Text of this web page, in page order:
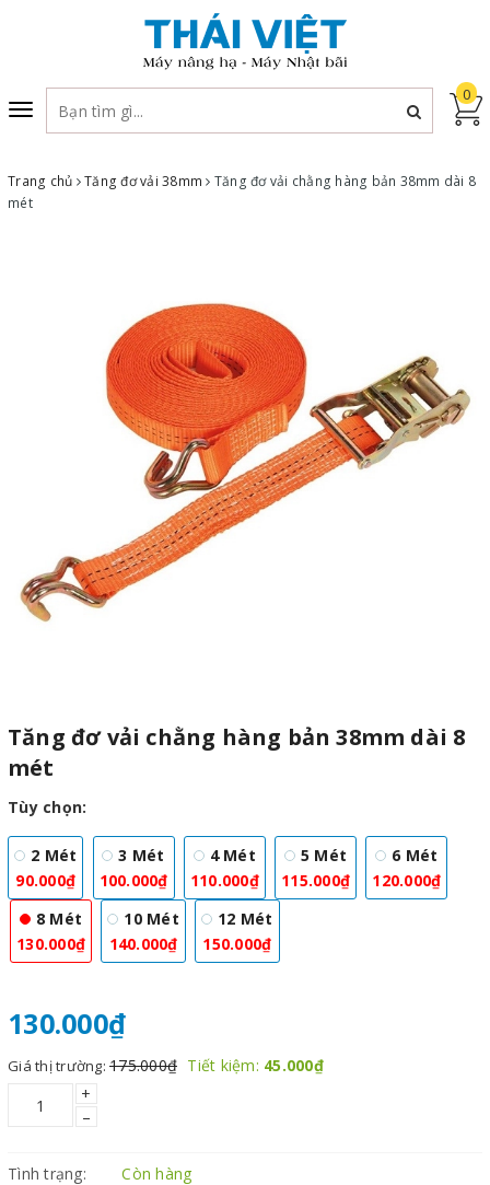
Toggle
navigation
0
Trang chủ Tăng đơ vải 38mm
Tăng đơ vải chằng hàng bản 38mm dài 8
mét
Tăng đơ vải chằng hàng bản 38mm dài 8
mét
Tùy chọn:
2 Mét
90.000₫
3 Mét
100.000₫
4 Mét
110.000₫
5 Mét
115.000₫
6 Mét
120.000₫
8 Mét
130.000₫
10 Mét
140.000₫
12 Mét
150.000₫
130.000₫
Giá thị trường: 175.000₫ Tiết kiệm: 45.000₫
+
–
Tình trạng:
Còn hàng